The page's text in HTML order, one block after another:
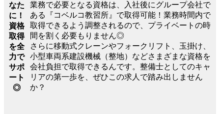
なた
に！
資格
取得
を全
力で
サポ
ート
◎
業務で必要となる資格は、入社後にグループ会社で
ある『コベルコ教習所』で取得可能！業務時間内で
取得できるよう調整されるので、プライベートの時
間を割く必要もりません◎
さらに移動式クレーンやフォークリフト、玉掛け、
小型車両系建設機械（整地）などさまざまな資格を
会社負担で取得できるんです。整備士としてのキャ
リアの第一歩を、ぜひこの求人で踏み出しません
か？